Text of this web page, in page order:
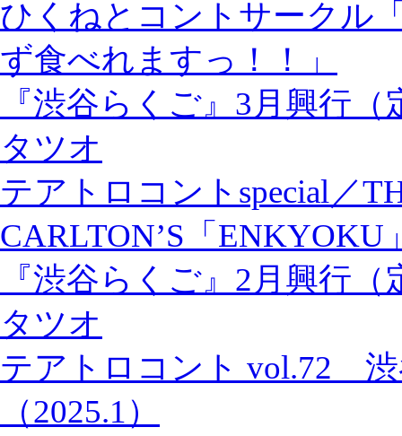
ひくねとコントサークル
ず食べれますっ！！」
『渋谷らくご』3月興行
タツオ
テアトロコントspecial／
CARLTON’S「ENKYOKU
『渋谷らくご』2月興行
タツオ
テアトロコント vol.72
（2025.1）